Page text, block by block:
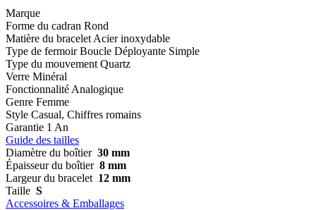
Marque
Forme du cadran Rond
Matière du bracelet Acier inoxydable
Type de fermoir Boucle Déployante Simple
Type du mouvement Quartz
Verre Minéral
Fonctionnalité Analogique
Genre Femme
Style Casual, Chiffres romains
Garantie 1 An
Guide des tailles
Diamètre du boîtier 30 mm
Épaisseur du boîtier 8 mm
Largeur du bracelet 12 mm
Taille S
Accessoires & Emballages